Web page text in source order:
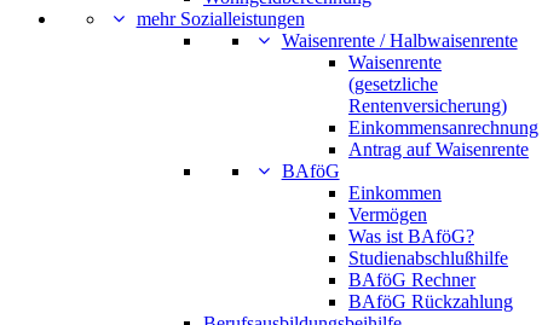
mehr Sozialleistungen
Waisenrente / Halbwaisenrente
Waisenrente
(gesetzliche
Rentenversicherung)
Einkommensanrechnung
Antrag auf Waisenrente
BAföG
Einkommen
Vermögen
Was ist BAföG?
Studienabschlußhilfe
BAföG Rechner
BAföG Rückzahlung